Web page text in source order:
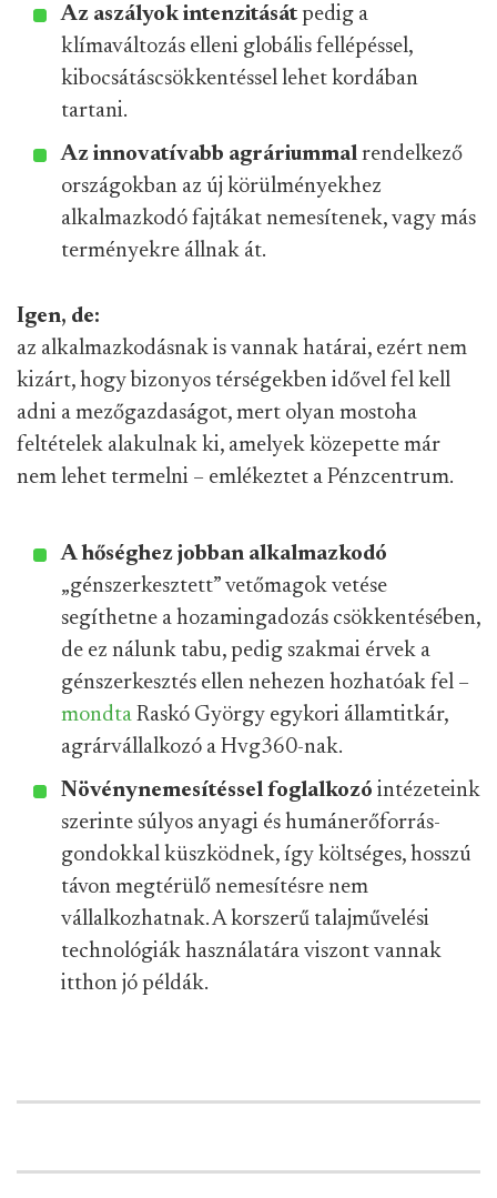
Az aszályok intenzitását pedig a
klímaváltozás elleni globális fellépéssel,
kibocsátáscsökkentéssel lehet kordában
tartani.
Az innovatívabb agráriummal rendelkező
országokban az új körülményekhez
alkalmazkodó fajtákat nemesítenek, vagy más
terményekre állnak át.
Igen, de:
az alkalmazkodásnak is vannak határai, ezért nem
kizárt, hogy bizonyos térségekben idővel fel kell
adni a mezőgazdaságot, mert olyan mostoha
feltételek alakulnak ki, amelyek közepette már
nem lehet termelni – emlékeztet a Pénzcentrum.
A hőséghez jobban alkalmazkodó
„génszerkesztett” vetőmagok vetése
segíthetne a hozamingadozás csökkentésében,
de ez nálunk tabu, pedig szakmai érvek a
génszerkesztés ellen nehezen hozhatóak fel –
mondta Raskó György egykori államtitkár,
agrárvállalkozó a Hvg360-nak.
Növénynemesítéssel foglalkozó intézeteink
szerinte súlyos anyagi és humánerőforrás-
gondokkal küszködnek, így költséges, hosszú
távon megtérülő nemesítésre nem
vállalkozhatnak. A korszerű talajművelési
technológiák használatára viszont vannak
itthon jó példák.